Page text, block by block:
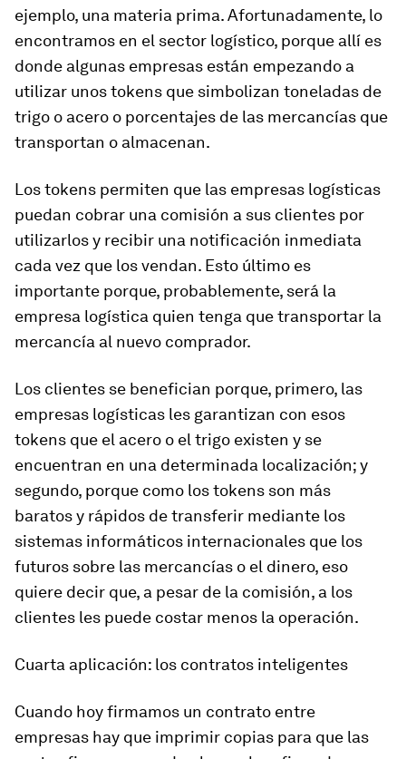
ejemplo, una materia prima. Afortunadamente, lo
encontramos en el sector logístico, porque allí es
donde algunas empresas están empezando a
utilizar unostokens que simbolizan toneladas de
trigo o acero o porcentajes de las mercancías que
transportan o almacenan.
Lostokens permiten que las empresas logísticas
puedan cobrar una comisión a sus clientes por
utilizarlos y recibir una notificación inmediata
cada vez que los vendan. Esto último es
importante porque, probablemente, será la
empresa logística quien tenga que transportar la
mercancía al nuevo comprador.
Los clientes se benefician porque, primero, las
empresas logísticas les garantizan con esos
tokens que el acero o el trigo existen y se
encuentran en una determinada localización; y
segundo, porque como lostokens son más
baratos y rápidos de transferir mediante los
sistemas informáticos internacionales que los
futuros sobre las mercancías o el dinero, eso
quiere decir que, a pesar de la comisión, a los
clientes les puede costar menos la operación.
Cuarta aplicación: los contratos inteligentes
Cuando hoy firmamos un contrato entre
empresas hay que imprimir copias para que las